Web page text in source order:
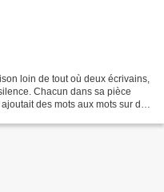
loin de tout où deux écrivains,
Chacun dans sa pièce
des mots aux mots sur des